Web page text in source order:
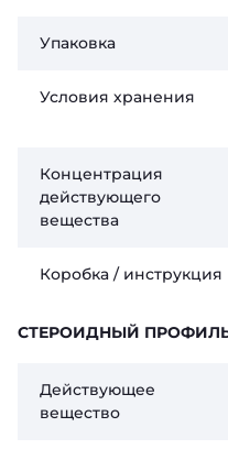
Упаковка
Условия хранения
Концентрация
действующего
вещества
Коробка / инструкция
СТЕРОИДНЫЙ
Действующее
вещество